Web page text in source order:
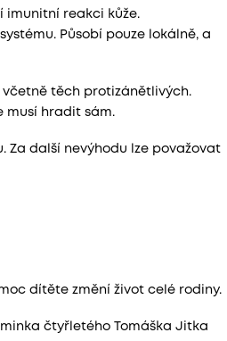
imunitní reakci kůže.
Působí pouze lokálně, a
včetně těch protizánětlivých.
musí hradit sám.
Za další nevýhodu lze považovat
dítěte změní život celé rodiny.
čtyřletého Tomáška Jitka